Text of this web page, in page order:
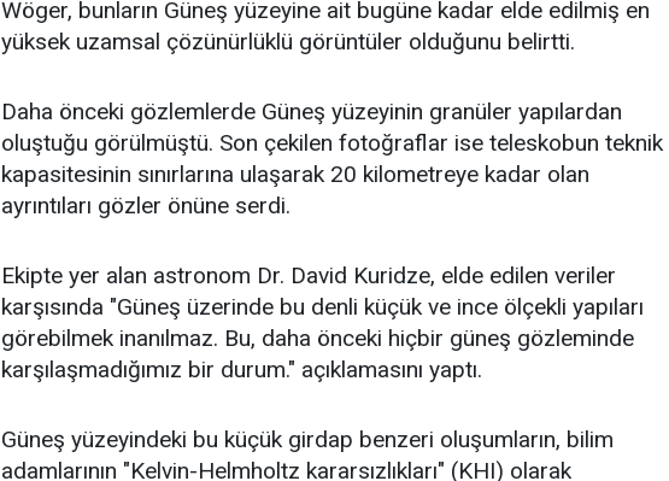
Wöger, bunların Güneş yüzeyine ait bugüne kadar elde edilmiş en
yüksek uzamsal çözünürlüklü görüntüler olduğunu belirtti.
Daha önceki gözlemlerde Güneş yüzeyinin granüler yapılardan
oluştuğu görülmüştü. Son çekilen fotoğraflar ise teleskobun teknik
kapasitesinin sınırlarına ulaşarak 20 kilometreye kadar olan
ayrıntıları gözler önüne serdi.
Ekipte yer alan astronom Dr. David Kuridze, elde edilen veriler
karşısında "Güneş üzerinde bu denli küçük ve ince ölçekli yapıları
görebilmek inanılmaz. Bu, daha önceki hiçbir güneş gözleminde
karşılaşmadığımız bir durum." açıklamasını yaptı.
Güneş yüzeyindeki bu küçük girdap benzeri oluşumların, bilim
adamlarının "Kelvin-Helmholtz kararsızlıkları" (KHI) olarak